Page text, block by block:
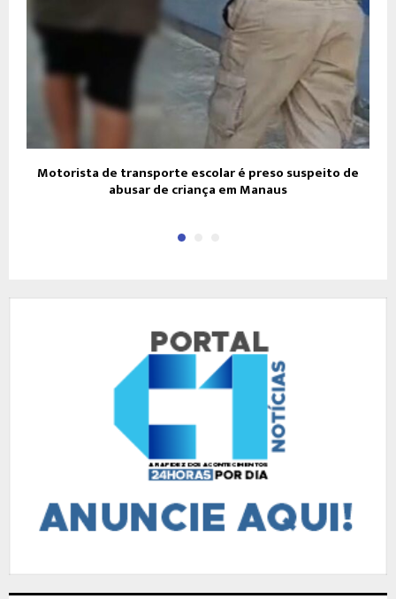
Motorista de transporte escolar é preso suspeito de
abusar de criança em Manaus